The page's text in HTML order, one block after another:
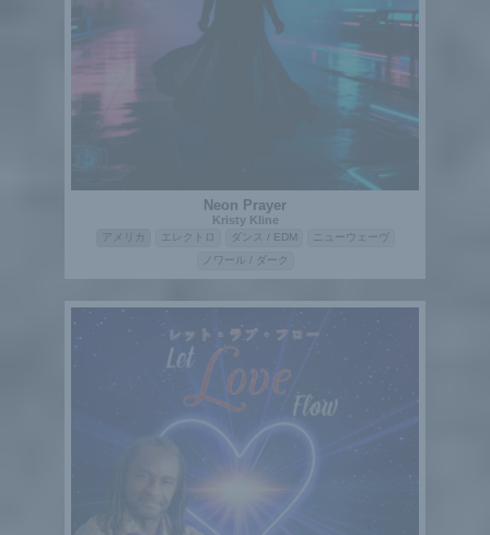
Neon Prayer
Kristy Kline
アメリカ エレクトロ ダンス / EDM
ニューウェーヴ
ノワール / ダーク